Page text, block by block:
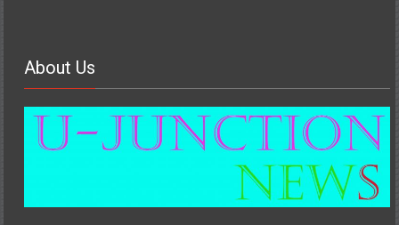
About Us